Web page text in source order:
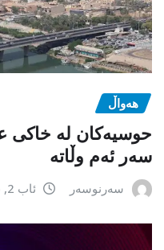
هەواڵ
حوسیەکان لە خاکی
سەر ئەم وڵاتە
سەرنوسەر ئاب 2, 2026